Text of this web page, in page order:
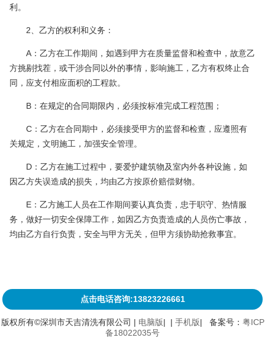
利。
2、乙方的权利和义务：
A：乙方在工作期间，如遇到甲方在质量监督和检查中，故意乙
方挑剔找茬，或干涉合同以外的事情，影响施工，乙方有权终止合
同，应支付相应面积的工程款。
B：在规定的合同期限内，必须按标准完成工程范围；
C：乙方在合同期中，必须接受甲方的监督和检查，应遵照有
关规定，文明施工，加强安全管理。
D：乙方在施工过程中，要爱护建筑物及室内外各种设施，如
因乙方失误造成的损失，均由乙方按原价赔偿财物。
E：乙方施工人员在工作期间要认真负责，忠于职守、热情服
务，做好一切安全保障工作，如因乙方负责造成的人员伤亡事故，
均由乙方自行负责，安全与甲方无关，但甲方须协助抢救事宜。
点击电话咨询:13823226661
版权所有©深圳市天吉清洗有限公司 | 电脑版| | 手机版| 备案号： 粤ICP
备18022035号